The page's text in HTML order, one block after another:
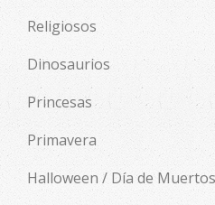
Religiosos
Dinosaurios
Princesas
Primavera
Halloween / Día de Muertos